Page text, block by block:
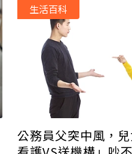
公務員父突中風，
生活百科